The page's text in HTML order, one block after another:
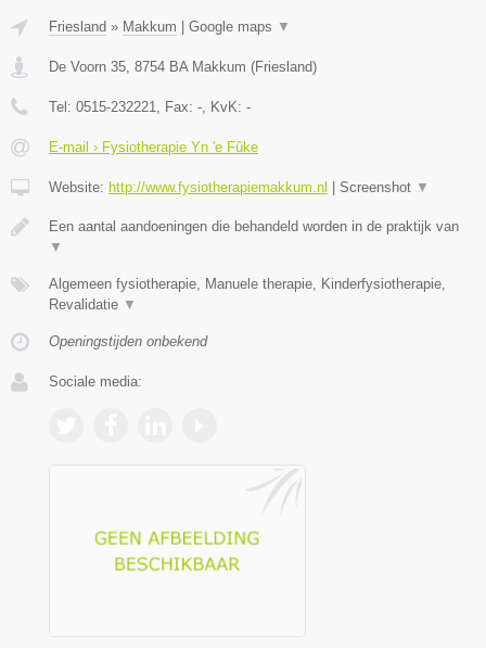
Friesland » Makkum Google maps ▼
De Voorn 35, 8754 BA Makkum (Friesland)
Tel: 0515-232221, Fax: -, KvK: -
E-mail › Fysiotherapie Yn 'e Fûke
Website: http://www.fysiotherapiemakkum.nl Screenshot ▼
Een aantal aandoeningen die behandeld worden in de praktijk van
▼
Algemeen fysiotherapie, Manuele therapie, Kinderfysiotherapie,
Revalidatie ▼
Openingstijden onbekend
Sociale media: